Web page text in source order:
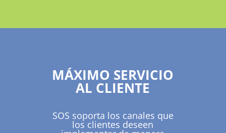
MÁXIMO SERVICIO
AL CLIENTE
SOS soporta los canales que
los clientes deseen